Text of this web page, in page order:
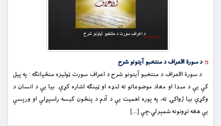
د سورة الاعراف د منتخبو آیتونو شرح
د سورة الاعراف د منتخبو آیتونو شرح د اعراف سورت ټوليزه منځپانګه : په پيل
کې يې د مبدا او معاد موضوعاتو ته لنډه او ټينګه اشاره کړې. بيا يې د انسان د
وګړې بيا ژواکۍ ته، په پوره اهميت یې د آدم د پنځون کيسه راسپړلې او ورپسې
يې هغه تړونونه شمېرلي،چې […]